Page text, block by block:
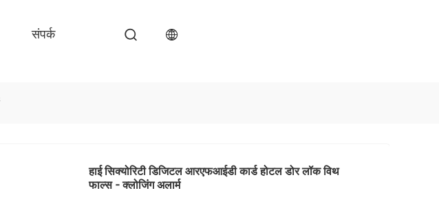
संपर्क
हाई सिक्योरिटी डिजिटल आरएफआईडी कार्ड होटल डोर लॉक विथ
फाल्स - क्लोजिंग अलार्म